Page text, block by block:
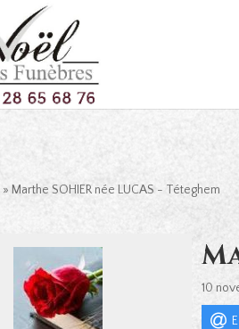
» Marthe SOHIER née LUCAS - Téteghem
10